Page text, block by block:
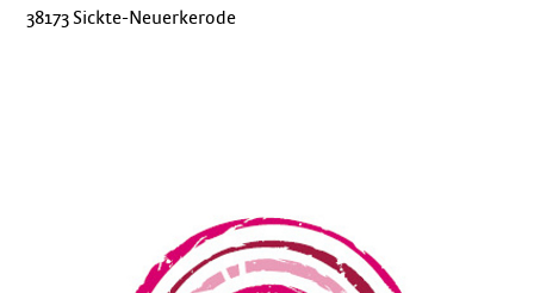
38173 Sickte-Neuerkerode